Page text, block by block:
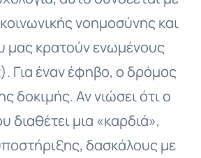
νοημοσύνης και
μας κρατούν ενωμένους
Για έναν έφηβο, ο δρόμος
δοκιμής. Αν νιώσει ότι ο
διαθέτει μια «καρδιά»,
δασκάλους με